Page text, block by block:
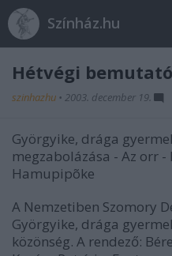
Színház.hu
Hétvégi
szinhazhu • 2003. december 19.
Györgyike, drága
megzabolázása - Az orr -
Hamupipõke
A Nemzetiben Szomory
Györgyike, drága
közönség. A rendező: